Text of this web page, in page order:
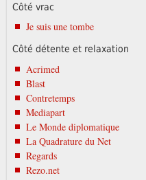
Côté vrac
Je suis une tombe
Côté détente et relaxation
Acrimed
Blast
Contretemps
Mediapart
Le Monde diplomatique
La Quadrature du Net
Regards
Rezo.net